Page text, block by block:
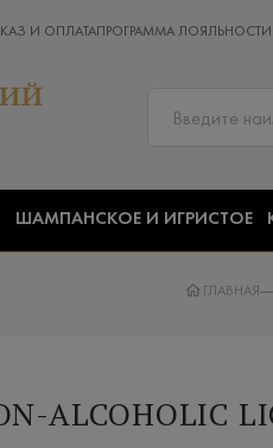
И ОПЛАТАПРОГРАММА ЛОЯЛЬНОСТИ
ШАМПАНСКОЕ И ИГРИСТОЕ
ГЛАВНАЯ
ALCOHOLIC